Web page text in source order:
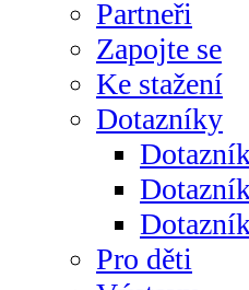
Partneři
Zapojte se
Ke stažení
Dotazníky
Pro děti